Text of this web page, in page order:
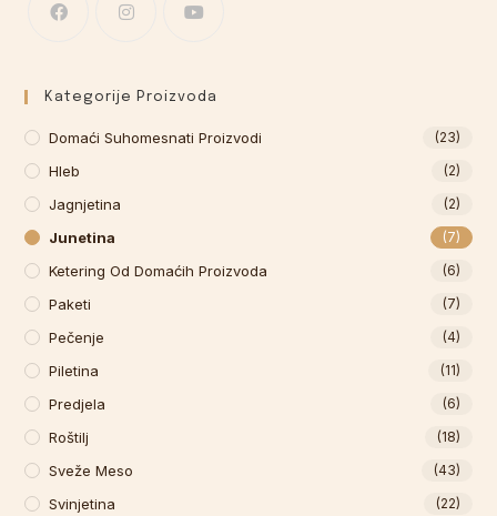
Kategorije Proizvoda
Domaći Suhomesnati Proizvodi (23)
Hleb (2)
Jagnjetina (2)
Junetina (7)
Ketering Od Domaćih Proizvoda (6)
Paketi (7)
Pečenje (4)
Piletina (11)
Predjela (6)
Roštilj (18)
Sveže Meso (43)
Svinjetina (22)